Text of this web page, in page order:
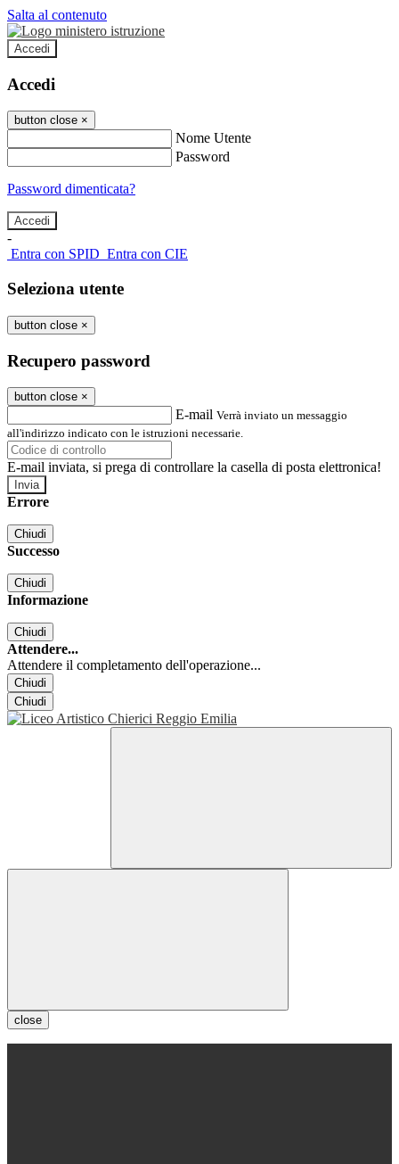
Salta al contenuto
Accedi
Accedi
button close ×
Nome Utente
Password
Password dimenticata?
-
Entra con SPID Entra con CIE
Seleziona utente
button close ×
Recupero password
button close ×
E-mail Verrà inviato un messaggio
all'indirizzo indicato con le istruzioni necessarie.
E-mail inviata, si prega di controllare la casella di posta elettronica!
Errore
Chiudi
Successo
Chiudi
Informazione
Chiudi
Attendere...
Attendere il completamento dell'operazione...
Chiudi
Chiudi
close